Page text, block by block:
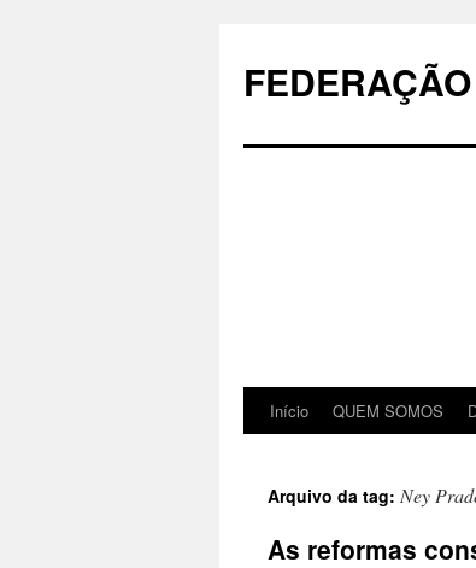
conteúdo
Início QUEM SOMOS
Arquivo da tag: Ney
As reformas